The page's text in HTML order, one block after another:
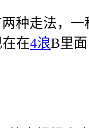
种走法，一
在4浪B里